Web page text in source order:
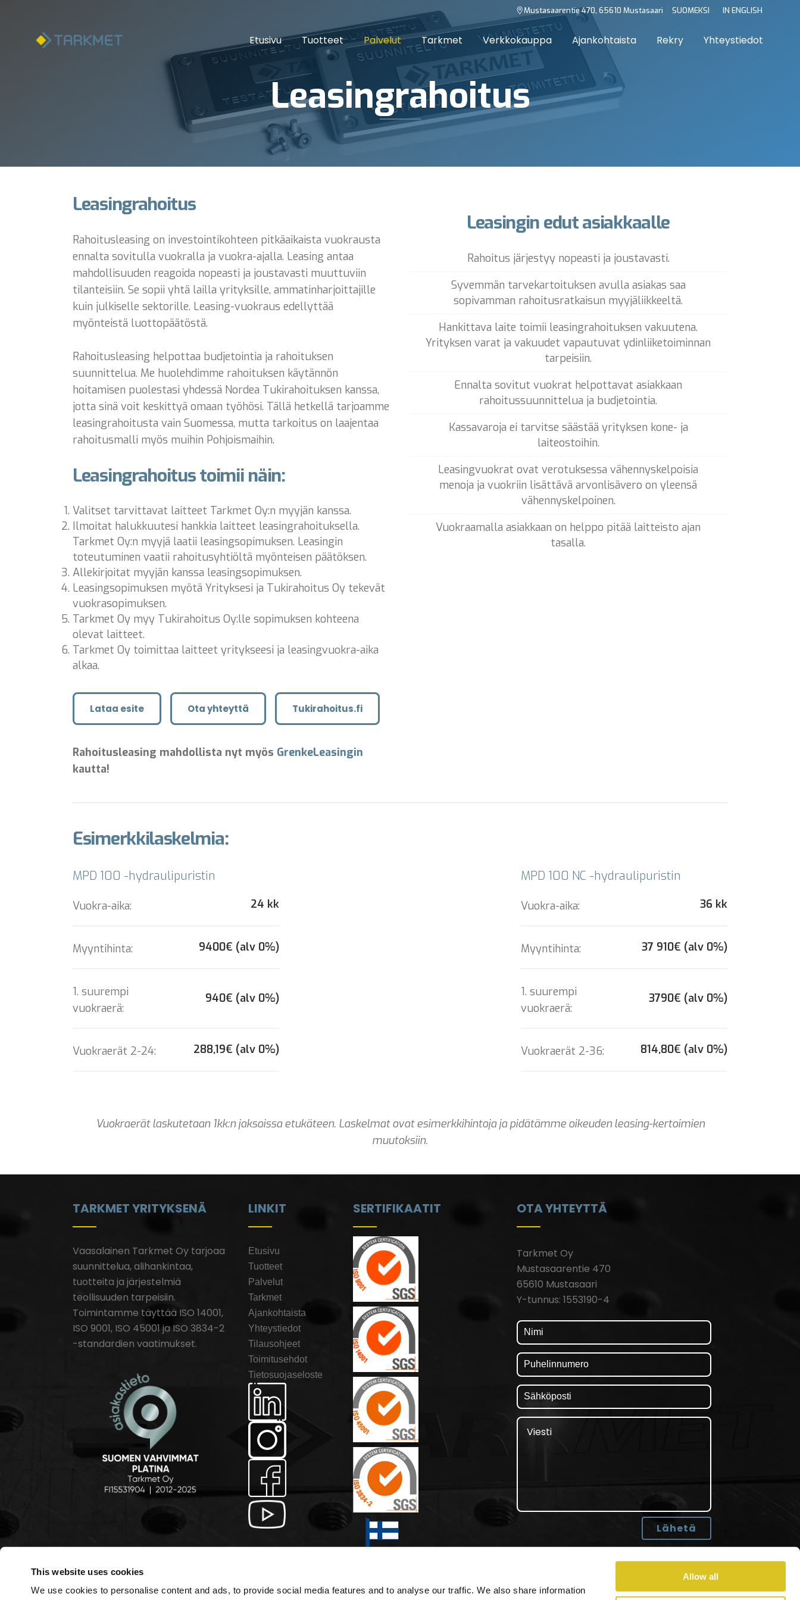
This website uses cookies
We use cookies to personalise content and ads, to provide social media features and to analyse our traffic. We also share information
Allow all
Mustasaarentie 470, 65610 Mustasaari SUOMEKSI IN ENGLISH
Etusivu Tuotteet Palvelut Tarkmet Verkkokauppa Ajankohtaista Rekry Yhteystiedot
Leasingrahoitus
Leasingrahoitus
Rahoitusleasing on investointikohteen pitkäaikaista vuokrausta
ennalta sovitulla vuokralla ja vuokra-ajalla. Leasing antaa
mahdollisuuden reagoida nopeasti ja joustavasti muuttuviin
tilanteisiin. Se sopii yhtä lailla yrityksille, ammatinharjoittajille
kuin julkiselle sektorille. Leasing-vuokraus edellyttää
myönteistä luottopäätöstä.
Rahoitusleasing helpottaa budjetointia ja rahoituksen
suunnittelua. Me huolehdimme rahoituksen käytännön
hoitamisen puolestasi yhdessä Nordea Tukirahoituksen kanssa,
jotta sinä voit keskittyä omaan työhösi. Tällä hetkellä tarjoamme
leasingrahoitusta vain Suomessa, mutta tarkoitus on laajentaa
rahoitusmalli myös muihin Pohjoismaihin.
Leasingrahoitus toimii näin:
Valitset tarvittavat laitteet Tarkmet Oy:n myyjän kanssa.
Ilmoitat halukkuutesi hankkia laitteet leasingrahoituksella.
Tarkmet Oy:n myyjä laatii leasingsopimuksen. Leasingin
toteutuminen vaatii rahoitusyhtiöltä myönteisen päätöksen.
Allekirjoitat myyjän kanssa leasingsopimuksen.
Leasingsopimuksen myötä Yrityksesi ja Tukirahoitus Oy tekevät
vuokrasopimuksen.
Tarkmet Oy myy Tukirahoitus Oy:lle sopimuksen kohteena
olevat laitteet.
Tarkmet Oy toimittaa laitteet yritykseesi ja leasingvuokra-aika
alkaa.
Lataa esite Ota yhteyttä Tukirahoitus.fi
Rahoitusleasing mahdollista nyt myös GrenkeLeasingin
kautta!
Leasingin edut asiakkaalle
Rahoitus järjestyy nopeasti ja joustavasti.
Syvemmän tarvekartoituksen avulla asiakas saa
sopivamman rahoitusratkaisun myyjäliikkeeltä.
Hankittava laite toimii leasingrahoituksen vakuutena.
Yrityksen varat ja vakuudet vapautuvat ydinliiketoiminnan
tarpeisiin.
Ennalta sovitut vuokrat helpottavat asiakkaan
rahoitussuunnittelua ja budjetointia.
Kassavaroja ei tarvitse säästää yrityksen kone- ja
laiteostoihin.
Leasingvuokrat ovat verotuksessa vähennyskelpoisia
menoja ja vuokriin lisättävä arvonlisävero on yleensä
vähennyskelpoinen.
Vuokraamalla asiakkaan on helppo pitää laitteisto ajan
tasalla.
Esimerkkilaskelmia:
MPD 100 -hydraulipuristin
Vuokra-aika: 24 kk
Myyntihinta: 9400€ (alv 0%)
1. suurempi
vuokraerä:
940€ (alv 0%)
Vuokraerät 2-24: 288,19€ (alv 0%)
MPD 100 NC -hydraulipuristin
Vuokra-aika: 36 kk
Myyntihinta: 37 910€ (alv 0%)
1. suurempi
vuokraerä:
3790€ (alv 0%)
Vuokraerät 2-36: 814,80€ (alv 0%)
Vuokraerät laskutetaan 1kk:n jaksoissa etukäteen. Laskelmat ovat esimerkkihintoja ja pidätämme oikeuden leasing-kertoimien
muutoksiin.
TARKMET YRITYKSENÄ
Vaasalainen Tarkmet Oy tarjoaa
suunnittelua, alihankintaa,
tuotteita ja järjestelmiä
teollisuuden tarpeisiin.
Toimintamme täyttää ISO 14001,
ISO 9001, ISO 45001 ja ISO 3834-2
-standardien vaatimukset.
LINKIT
Etusivu
Tuotteet
Palvelut
Tarkmet
Ajankohtaista
Yhteystiedot
Tilausohjeet
Toimitusehdot
Tietosuojaseloste
SERTIFIKAATIT OTA YHTEYTTÄ
Tarkmet Oy
Mustasaarentie 470
65610 Mustasaari
Y-tunnus: 1553190-4